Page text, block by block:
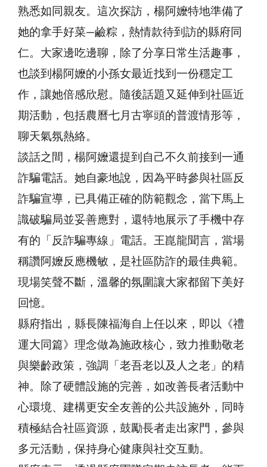
熟悉如同親友。這次探訪，楊阿嬤特地準備了
她的拿手好菜—鹼粽，熱情款待到訪的縣府同
仁。大家邊吃邊聊，除了分享日常生活趣事，
也談到楊阿嬤的小孫女最近找到一份穩定工
作，讓她倍感欣慰。隨後話題又延伸到社區近
期活動，包括農曆七月古寧頭的普渡情形等，
聊天氣氛熱絡。
談話之間，楊阿嬤還提到自己不久前接到一通
詐騙電話。她自豪地說，因為平時參與社區反
詐騙宣導，已具備正確的防範觀念，當下馬上
識破騙局並妥善應對，還特地展示了手機中存
有的「反詐騙專線」電話。王崑龍聞言，當場
稱讚阿嬤反應機敏，是社區防詐的最佳典範。
現場笑聲不斷，溫馨的氛圍讓大家都留下美好
回憶。
縣府指出，縣長陳福海自上任以來，即以《禮
運大同篇》理念做為施政核心，致力推動敬老
與樂齡政策，強調「老吾老以及人之老」的精
神。除了硬體設施的完善，如改善長者活動中
心環境、建構更安全友善的公共設施外，同時
積極結合社區資源，鼓勵長者走出家門，參與
多元活動，保持身心健康與社交互動。